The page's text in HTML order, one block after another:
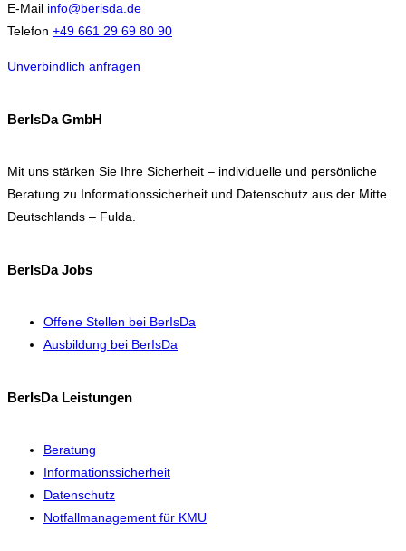
E-Mail info@berisda.de
Telefon +49 661 29 69 80 90
Unverbindlich anfragen
BerIsDa GmbH
Mit uns stärken Sie Ihre Sicherheit – individuelle und persönliche
Beratung zu Informationssicherheit und Datenschutz aus der Mitte
Deutschlands – Fulda.
BerIsDa Jobs
Offene Stellen bei BerIsDa
Ausbildung bei BerIsDa
BerIsDa Leistungen
Beratung
Informationssicherheit
Datenschutz
Notfallmanagement für KMU